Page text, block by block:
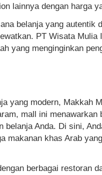
lainnya dengan harga
belanja yang autentik
PT Wisata Mulia
yang menginginkan
yang modern, Makkah
mall ini menawarkan
Anda. Di sini,
makanan khas Arab
berbagai restoran